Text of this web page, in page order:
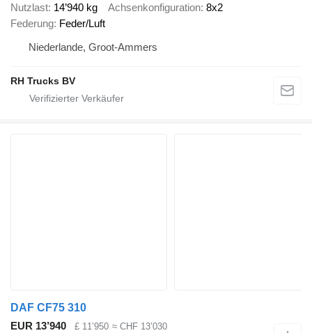
Nutzlast 14’940 kg Achsenkonfiguration 8x2
Federung Feder/Luft
Niederlande, Groot-Ammers
RH Trucks BV
DAF CF75 310
EUR 13’940
£ 11’950 ≈ CHF 13’030